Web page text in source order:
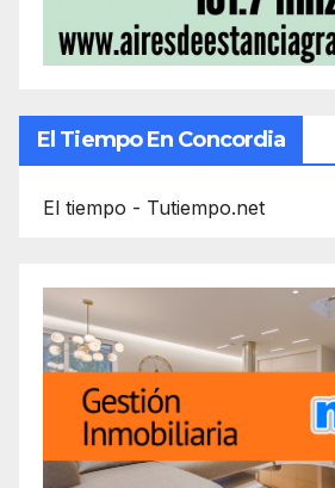
El Tiempo En Concordia
El tiempo - Tutiempo.net